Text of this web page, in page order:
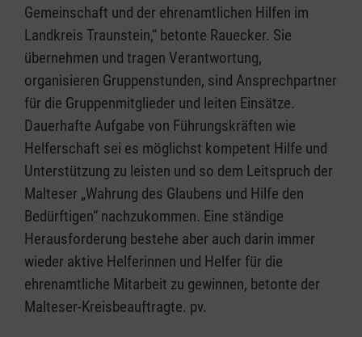
Gemeinschaft und der ehrenamtlichen Hilfen im
Landkreis Traunstein,“ betonte Rauecker. Sie
übernehmen und tragen Verantwortung,
organisieren Gruppenstunden, sind Ansprechpartner
für die Gruppenmitglieder und leiten Einsätze.
Dauerhafte Aufgabe von Führungskräften wie
Helferschaft sei es möglichst kompetent Hilfe und
Unterstützung zu leisten und so dem Leitspruch der
Malteser „Wahrung des Glaubens und Hilfe den
Bedürftigen“ nachzukommen. Eine ständige
Herausforderung bestehe aber auch darin immer
wieder aktive Helferinnen und Helfer für die
ehrenamtliche Mitarbeit zu gewinnen, betonte der
Malteser-Kreisbeauftragte. pv.